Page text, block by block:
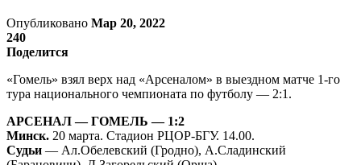
Опубликовано Мар 20, 2022
240
Поделится
«Гомель» взял верх над «Арсеналом» в выездном матче 1-го
тура национального чемпионата по футболу — 2:1.
АРСЕНАЛ — ГОМЕЛЬ — 1:2
Минск. 20 марта. Стадион РЦОР-БГУ. 14.00.
Судьи — Ал.Обелевский (Гродно), А.Сладинский